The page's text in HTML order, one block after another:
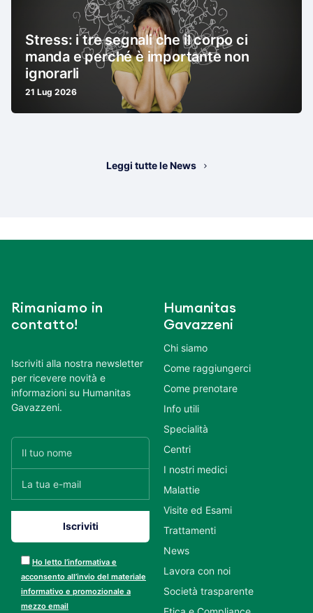
Stress: i tre segnali che il corpo ci
manda e perché è importante non
ignorarli
21 Lug 2026
Leggi tutte le News
Rimaniamo in
contatto!
Iscriviti alla nostra newsletter
per ricevere novità e
informazioni su Humanitas
Gavazzeni.
Ho letto l’informativa e
acconsento all’invio del materiale
informativo e promozionale a
mezzo email
Humanitas
Gavazzeni
Chi siamo
Come raggiungerci
Come prenotare
Info utili
Specialità
Centri
I nostri medici
Malattie
Visite ed Esami
Trattamenti
News
Lavora con noi
Società trasparente